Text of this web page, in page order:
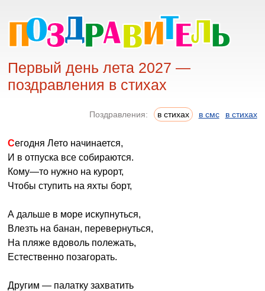
Первый день лета 2027 —
поздравления в стихах
Поздравления: в стихах в смс в стихах
Сегодня Лето начинается,
И в отпуска все собираются.
Кому—то нужно на курорт,
Чтобы ступить на яхты борт,
А дальше в море искупнуться,
Влезть на банан, перевернуться,
На пляже вдоволь полежать,
Естественно позагорать.
Другим — палатку захватить